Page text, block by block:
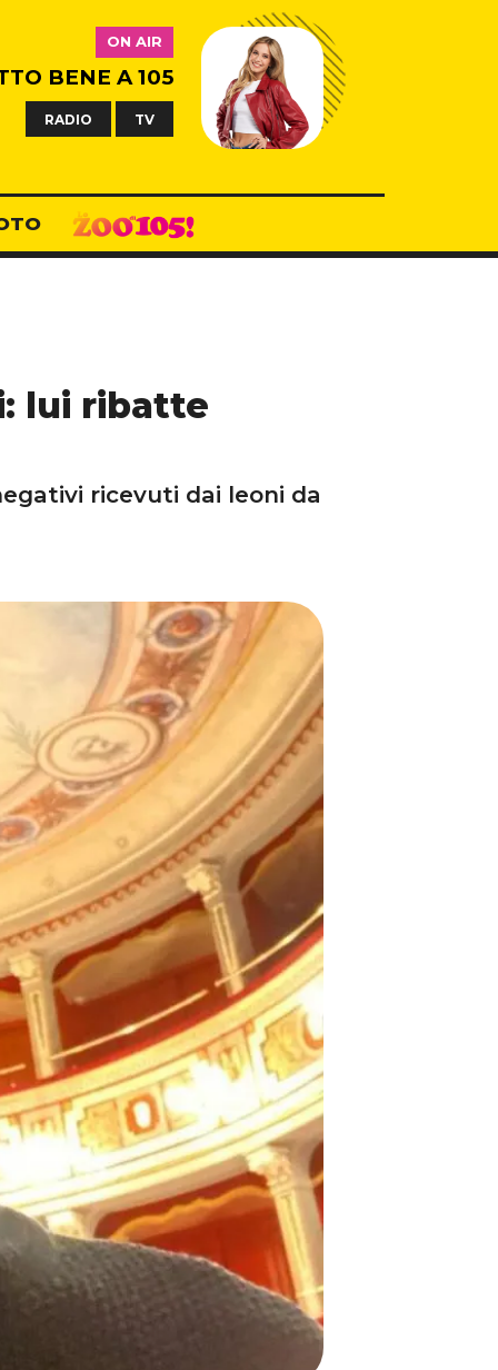
ON AIR
BENE A 105
RADIO TV
lui ribatte
ricevuti dai leoni da